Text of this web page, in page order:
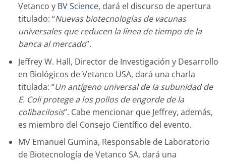
Vetanco y BV Science, dará el discurso de apertura
titulado: “Nuevas biotecnologías de vacunas
universales que reducen la línea de tiempo de la
banca al mercado”.
Jeffrey W. Hall, Director de Investigación y Desarrollo
en Biológicos de Vetanco USA, dará una charla
titulada: “Un antígeno universal de la subunidad de
E. Coli protege a los pollos de engorde de la
colibacilosis”. Cabe mencionar que Jeffrey, además,
es miembro del Consejo Científico del evento.
MV Emanuel Gumina, Responsable de Laboratorio
de Biotecnología de Vetanco SA, dará una